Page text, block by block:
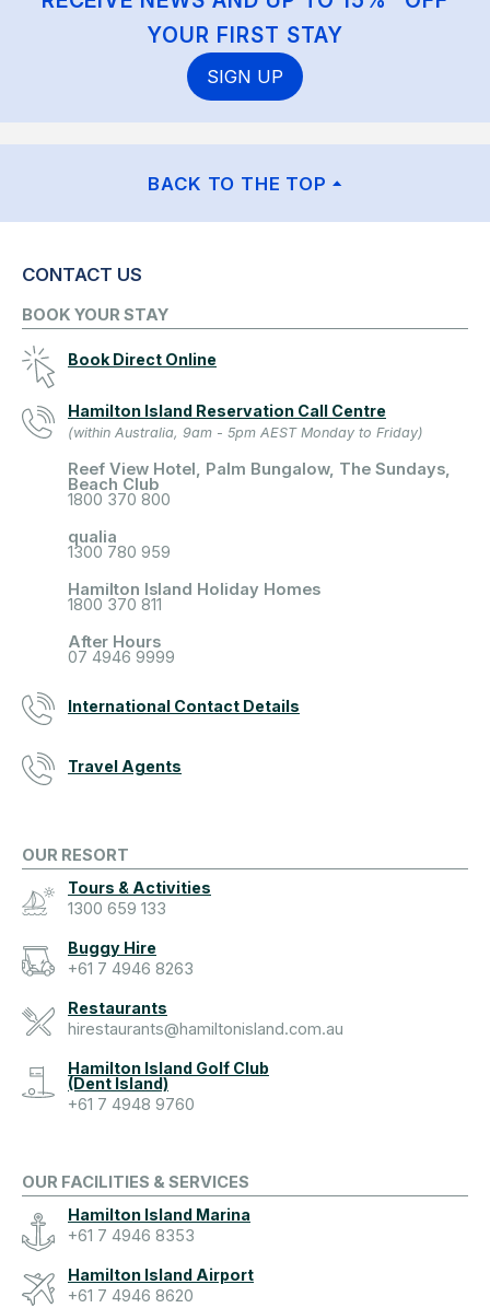
YOUR FIRST STAY
SIGN UP
BACK TO THE TOP
CONTACT US
BOOK YOUR STAY
Book Direct Online
Hamilton Island Reservation Call Centre
(within Australia, 9am - 5pm AEST Monday to Friday)
Reef View Hotel, Palm Bungalow, The Sundays,
Beach Club
1800 370 800
qualia
1300 780 959
Hamilton Island Holiday Homes
1800 370 811
After Hours
07 4946 9999
International Contact Details
Travel Agents
OUR RESORT
Tours & Activities
1300 659 133
Buggy Hire
+61 7 4946 8263
Restaurants
hirestaurants@hamiltonisland.com.au
Hamilton Island Golf Club
(Dent Island)
+61 7 4948 9760
OUR FACILITIES & SERVICES
Hamilton Island Marina
+61 7 4946 8353
Hamilton Island Airport
+61 7 4946 8620